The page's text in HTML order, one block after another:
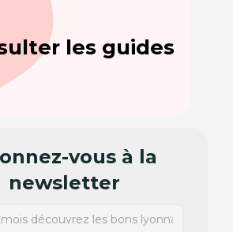
les guides
vous à la
newsletter